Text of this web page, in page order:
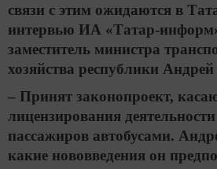
связи с этим ожидаются в
интервью ИА «Татар-
заместитель министра
хозяйства республики
– Принят законопроект,
лицензирования
пассажиров автобусами.
какие нововведения он